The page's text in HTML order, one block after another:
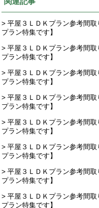
> 平屋３ＬＤＫプラン参考間
プラン特集です】
> 平屋３ＬＤＫプラン参考間
プラン特集です】
> 平屋３ＬＤＫプラン参考間
プラン特集です】
> 平屋３ＬＤＫプラン参考間
プラン特集です】
> 平屋３ＬＤＫプラン参考間
プラン特集です】
> 平屋３ＬＤＫプラン参考間
プラン特集です】
> 平屋３ＬＤＫプラン参考間
プラン特集です】
> 平屋３ＬＤＫプラン参考間
プラン特集です】